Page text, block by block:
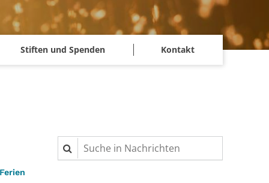
Stiften und Spenden Kontakt
Suche in Nachrichten